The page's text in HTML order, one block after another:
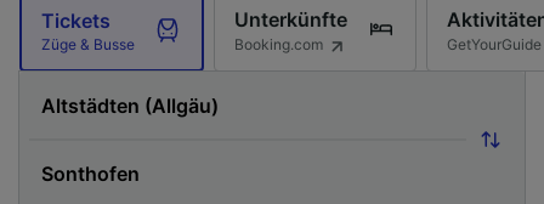
Tickets
Züge & Busse
Unterkünfte
Booking.com GetYourGuide